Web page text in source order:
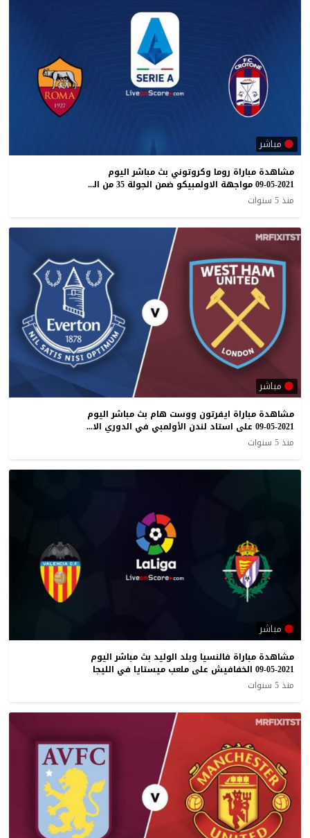
مباشر
مشاهدة مباراة روما وكروتوني بث مباشر اليوم
09-05-2021 مواجهة الاولمبيكو ضمن الجولة 35 من الكالتشيو
منذ 5 سنوات
مباشر
مشاهدة مباراة ايفرتون ووست هام بث مباشر اليوم
09-05-2021 على استاد لندن الأولمبي في الدوري الانجليزي
منذ 5 سنوات
مباشر
مشاهدة مباراة فالنسيا وبلد الوليد بث مباشر اليوم
09-05-2021 الخفافيش على ملعب ميستايا في الليجا
منذ 5 سنوات